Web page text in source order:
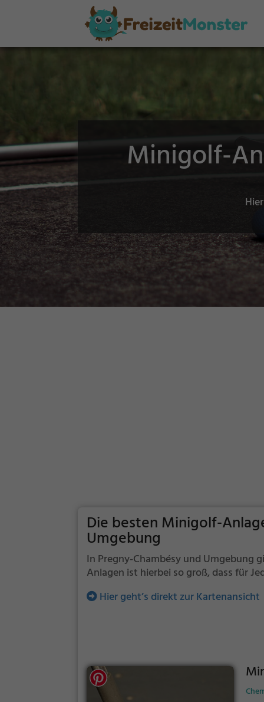
Minigolf-
Die besten Minigolf-
Umgebung
In Pregny-Chambésy und Umgebung
Anlagen ist hierbei so groß, dass für
Hier geht’s direkt zur Kartenansicht